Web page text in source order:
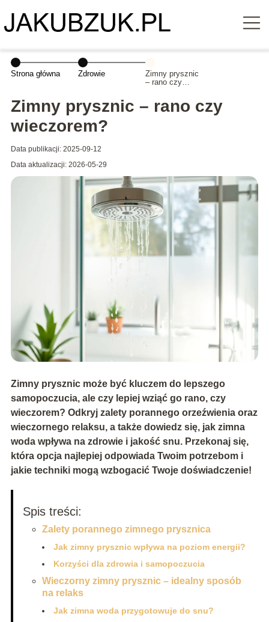
Strona główna Zdrowie
Zimny prysznic
– rano czy
Zimny prysznic – rano czy
wieczorem?
Data publikacji: 2025-09-12
Data aktualizacji: 2026-05-29
Zimny prysznic może być kluczem do lepszego
samopoczucia, ale czy lepiej wziąć go rano, czy
wieczorem? Odkryj zalety porannego orzeźwienia oraz
wieczornego relaksu, a także dowiedz się, jak zimna
woda wpływa na zdrowie i jakość snu. Przekonaj się,
która opcja najlepiej odpowiada Twoim potrzebom i
jakie techniki mogą wzbogacić Twoje doświadczenie!
Spis treści:
Zalety porannego zimnego prysznica
Jak zimny prysznic wpływa na poziom energii?
Korzyści dla zdrowia i samopoczucia
Wieczorny zimny prysznic – idealny sposób
na relaks
Jak zimna woda przygotowuje do snu?